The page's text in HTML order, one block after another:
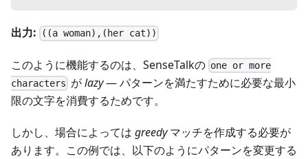
出力: ((a woman),(her cat))
このように機能するのは、SenseTalkの one or more
characters がlazy— パターンを満たすために必要な最小
限の文字を消費するためです。
しかし、場合によっては greedyマッチを作成する必要が
あります。この例では、以下のようにパターンを変更する